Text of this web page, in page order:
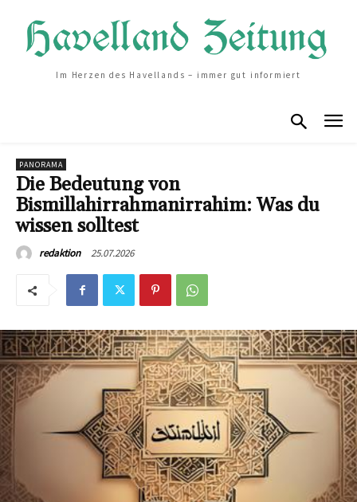
Im Herzen des Havellands – immer gut informiert
PANORAMA
Die Bedeutung von
Bismillahirrahmanirrahim: Was du
wissen solltest
redaktion 25.07.2026